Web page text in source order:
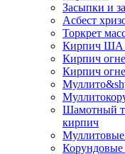
Засыпки и
Асбест
Торкрет
Кирпич ША
Кирпич
Кирпич
Шамотный
кирпич